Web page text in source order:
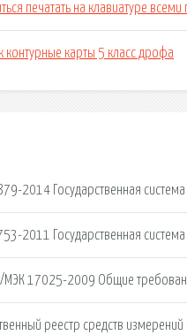
печатать на клавиатуре
контурные карты 5 класс дрофа
2014 Государственная
2011 Государственная
МЭК 17025-2009 Общие
реестр средств